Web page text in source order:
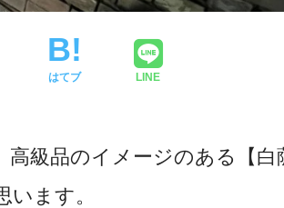
はてブ LINE
級品のイメージのある【白
ます。